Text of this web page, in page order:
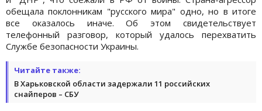
обещала поклонникам "русского мира" одно, но в итоге
все оказалось иначе. Об этом свидетельствует
телефонный разговор, который удалось перехватить
Службе безопасности Украины.
Читайте также:
В Харьковской области задержали 11 российских
снайперов – СБУ